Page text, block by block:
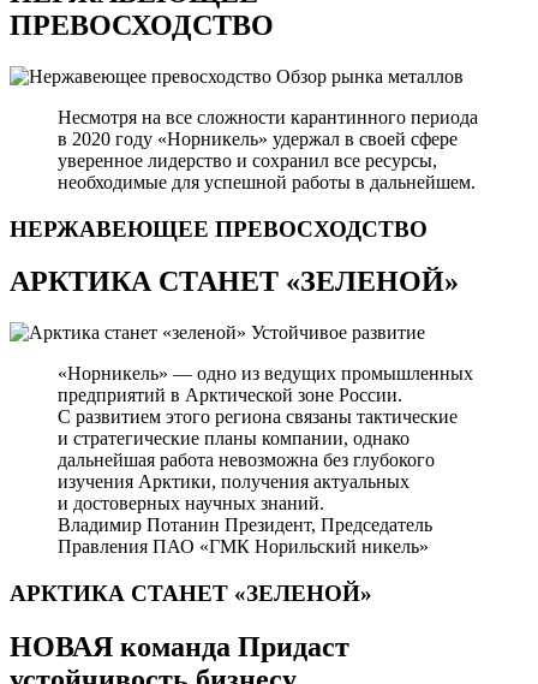
ПРЕВОСХОДСТВО
Обзор рынка металлов
Несмотря на все сложности карантинного периода
в 2020 году «Норникель» удержал в своей сфере
уверенное лидерство и сохранил все ресурсы,
необходимые для успешной работы в дальнейшем.
НЕРЖАВЕЮЩЕЕ ПРЕВОСХОДСТВО
АРКТИКА СТАНЕТ «ЗЕЛЕНОЙ»
Устойчивое развитие
«Норникель» — одно из ведущих промышленных
предприятий в Арктической зоне России.
С развитием этого региона связаны тактические
и стратегические планы компании, однако
дальнейшая работа невозможна без глубокого
изучения Арктики, получения актуальных
и достоверных научных знаний.
Владимир Потанин Президент, Председатель
Правления ПАО «ГМК Норильский никель»
АРКТИКА СТАНЕТ «ЗЕЛЕНОЙ»
НОВАЯ команда Придаст